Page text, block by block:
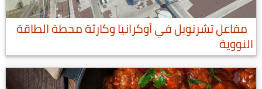
مفاعل تشرنوبل في أوكرانيا وكارثة محطة الطاقة
النووية